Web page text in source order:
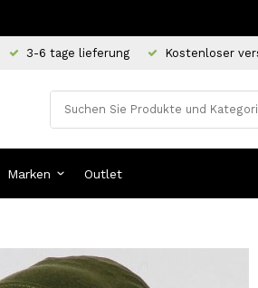
3-6 tage lieferung Kostenloser
Marken Outlet